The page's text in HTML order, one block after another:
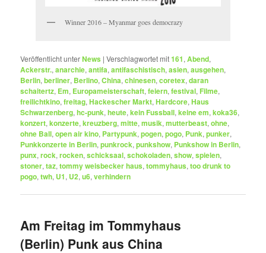
Winner 2016 – Myanmar goes democrazy
Veröffentlicht unterNews |Verschlagwortet mit161,Abend,
Ackerstr.,anarchie,antifa,antifaschistisch,asien,ausgehen,
Berlin,berliner, Berlino,China,chinesen,coretex,daran
schaitertz, Em, Europameisterschaft,feiern,festival, Filme,
freilichtkino,freitag,Hackescher Markt,Hardcore,Haus
Schwarzenberg,hc-punk,heute,kein Fussball,keine em,koka36,
konzert,konzerte,kreuzberg,mitte,musik,mutterbeast,ohne,
ohne Ball,open air kino, Partypunk,pogen,pogo, Punk,punker,
Punkkonzerte in Berlin,punkrock,punkshow, Punkshow in Berlin,
punx,rock,rocken,schicksaal,schokoladen,show,spielen,
stoner,taz,tommy weisbecker haus,tommyhaus,too drunk to
pogo,twh, U1, U2,u6,verhindern
Am Freitag im Tommyhaus
(Berlin) Punk aus China